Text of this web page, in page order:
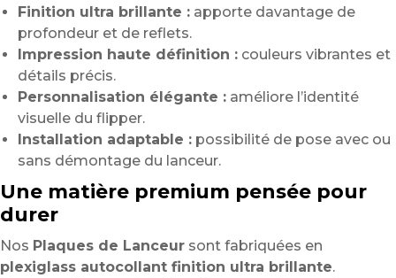
Finition ultra brillante : apporte davantage de
profondeur et de reflets.
Impression haute définition : couleurs vibrantes et
détails précis.
Personnalisation élégante : améliore l’identité
visuelle du flipper.
Installation adaptable : possibilité de pose avec ou
sans démontage du lanceur.
Une matière premium pensée pour
durer
Nos Plaques de Lanceur sont fabriquées en
plexiglass autocollant finition ultra brillante.